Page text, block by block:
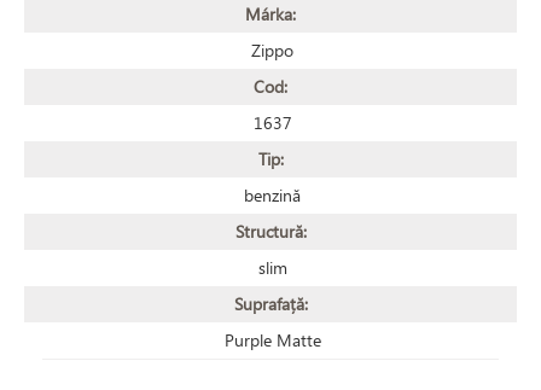
Márka:
Zippo
Cod:
1637
Tip:
benzină
Structură:
slim
Suprafață:
Purple Matte